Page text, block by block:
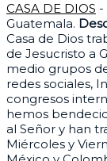
CASA DE DIOS -
Guatemala.
Casa de Dios
de Jesucristo a
medio grupos
redes sociales,
congresos
hemos
al Señor y han
Miércoles y